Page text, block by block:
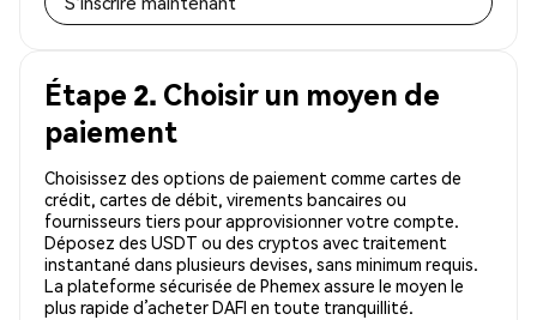
Étape 2. Choisir un moyen de
paiement
Choisissez des options de paiement comme cartes de
crédit, cartes de débit, virements bancaires ou
fournisseurs tiers pour approvisionner votre compte.
Déposez des USDT ou des cryptos avec traitement
instantané dans plusieurs devises, sans minimum requis.
La plateforme sécurisée de Phemex assure le moyen le
plus rapide d’acheter DAFI en toute tranquillité.